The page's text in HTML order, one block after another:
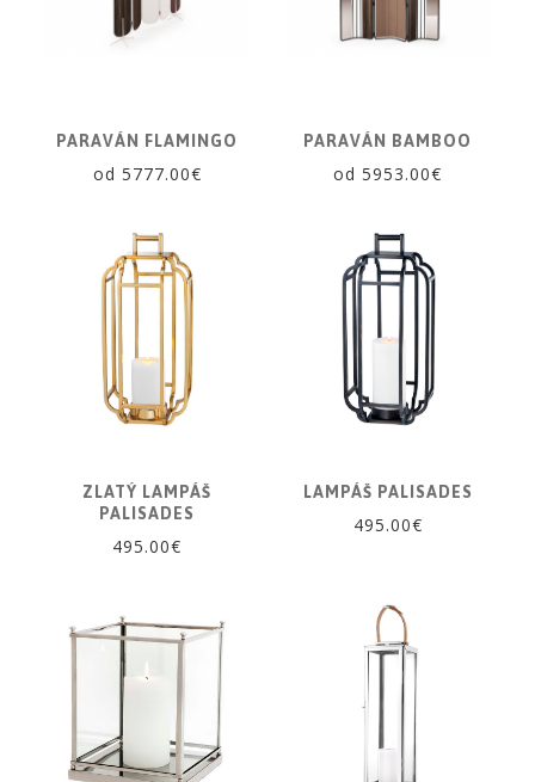
PARAVÁN FLAMINGO
od 5777.00€
PARAVÁN BAMBOO
od 5953.00€
ZLATÝ LAMPÁŠ
PALISADES
495.00€
LAMPÁŠ PALISADES
495.00€